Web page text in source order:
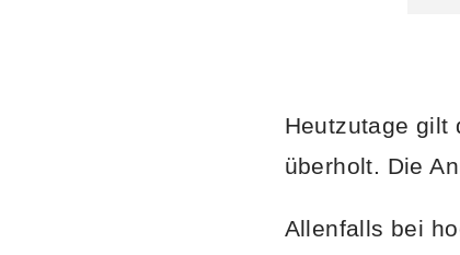
Heutzutage gilt
überholt. Die
Allenfalls bei